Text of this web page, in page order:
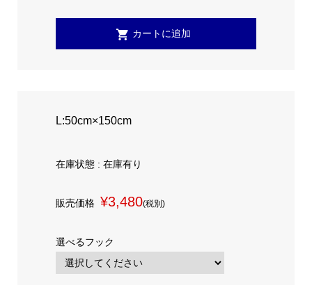
L:50cm×150cm
在庫状態 : 在庫有り
販売価格 ¥3,480(税別)
選べるフック